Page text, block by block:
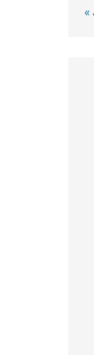
«